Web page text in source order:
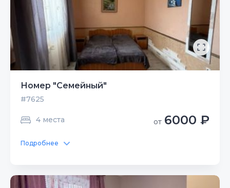
Номер "Семейный"
#7625
4 места от 6000 ₽
Подробнее